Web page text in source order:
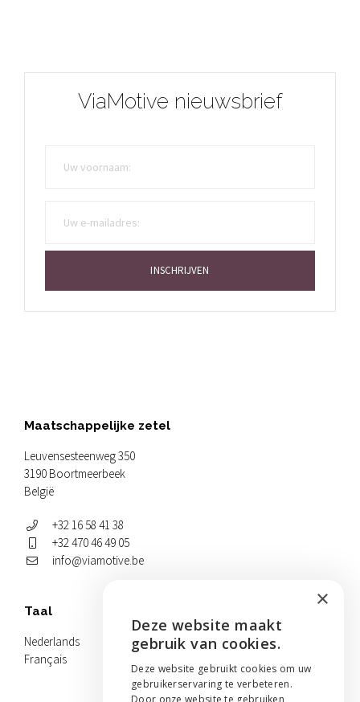
ViaMotive nieuwsbrief
Maatschappelijke zetel
Leuvensesteenweg 350
3190 Boortmeerbeek
België
+32 16 58 41 38
+32 470 46 49 05
info@viamotive.be
Taal
Nederlands
Français
ENGLISH
FRANÇAIS
×
Deze website maakt
gebruik van cookies.
Deze website gebruikt cookies om uw
gebruikerservaring te verbeteren.
Door onze website te gebruiken,